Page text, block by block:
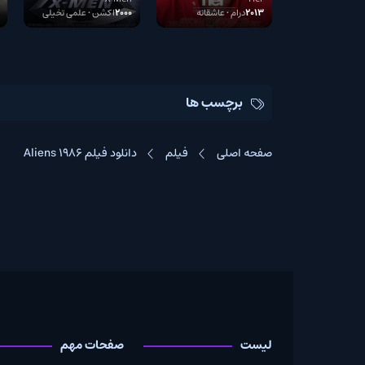
2000 اکشن • علمی تخیلی 2018–2020 درام •
برچسب ها
فیلم دانلود فیلم Aliens 1986
صفحات مهم